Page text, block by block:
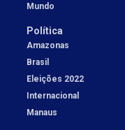
Mundo
Política
Amazonas
Brasil
Eleições 2022
Internacional
Manaus